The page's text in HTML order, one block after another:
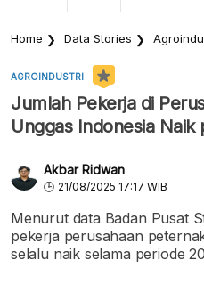
Home Data Stories
AGROINDUSTRI
Jumlah Pekerja di
Unggas Indonesia Naik
Akbar Ridwan
21/08/2025 17:17 WIB
Menurut data Badan Pusat
pekerja perusahaan
selalu naik selama periode